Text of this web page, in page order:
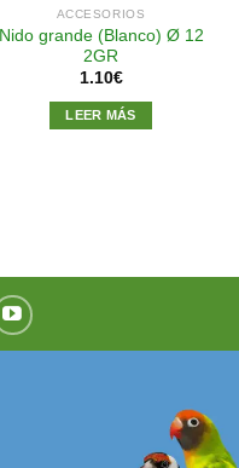
ACCESORIOS
Nido grande (Blanco) Ø 12
2GR
1.10€
LEER MÁS